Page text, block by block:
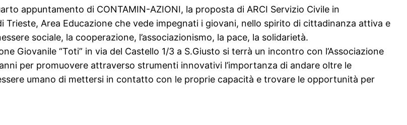
appuntamento di CONTAMIN-AZIONI, la proposta di ARCI Servizio Civile in
Trieste, Area Educazione che vede impegnati i giovani, nello spirito di cittadinanza attiva e
sociale, la cooperazione, l’associazionismo, la pace, la solidarietà.
Giovanile “Toti” in via del Castello 1/3 a S.Giusto si terrà un incontro con l’Associazione
per promuovere attraverso strumenti innovativi l’importanza di andare oltre le
umano di mettersi in contatto con le proprie capacità e trovare le opportunità per